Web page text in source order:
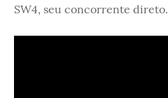
SW4, seu concorrente direto.